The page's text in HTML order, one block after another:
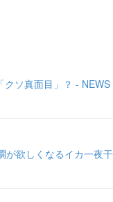
ソ真面目」？ - NEWS
が欲しくなるイカ一夜干